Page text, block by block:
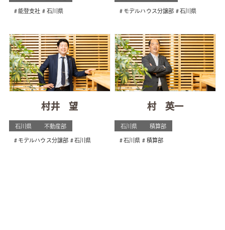
能登支社 石川県 モデルハウス分譲部 石川県
村井 望
石川県 不動産部
モデルハウス分譲部 石川県
村 英一
石川県 積算部
石川県 積算部